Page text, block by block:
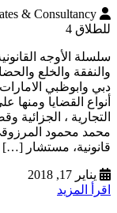
& Consultancy
للطلاق 4
والنفقة والخلع
أنواع القضايا ومنها
التجارية ، الجزائية
محمد محمود
قانونية، مستشار […]
يناير 17, 2018
اقرأ المزيد